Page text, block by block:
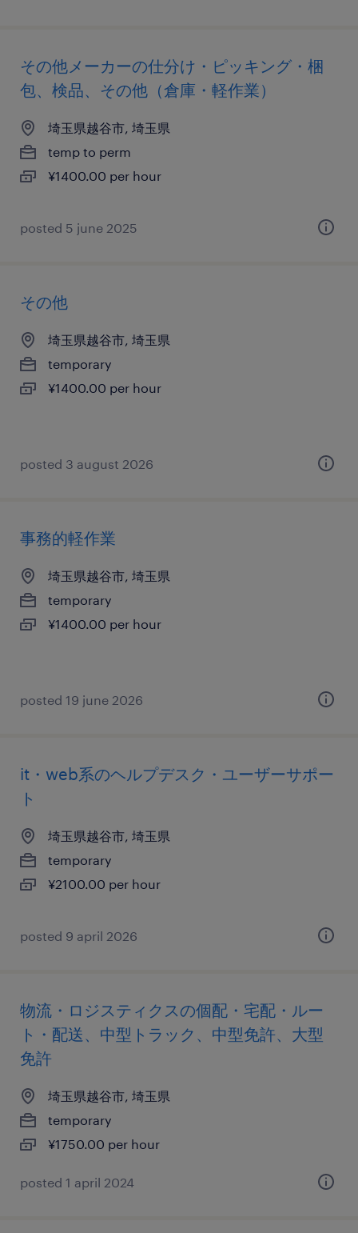
その他メーカーの仕分け・ピッキング・梱
包、検品、その他（倉庫・軽作業）
埼玉県越谷市, 埼玉県
temp to perm
¥1400.00 per hour
posted 5 june 2025
その他
埼玉県越谷市, 埼玉県
temporary
¥1400.00 per hour
posted 3 august 2026
事務的軽作業
埼玉県越谷市, 埼玉県
temporary
¥1400.00 per hour
posted 19 june 2026
it・web系のヘルプデスク・ユーザーサポー
ト
埼玉県越谷市, 埼玉県
temporary
¥2100.00 per hour
posted 9 april 2026
物流・ロジスティクスの個配・宅配・ルー
ト・配送、中型トラック、中型免許、大型
免許
埼玉県越谷市, 埼玉県
temporary
¥1750.00 per hour
posted 1 april 2024